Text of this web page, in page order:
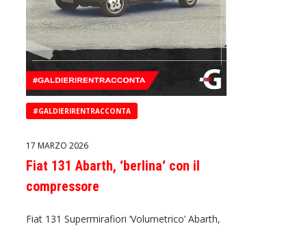
#GALDIERIRENTRACCONTA
17 MARZO 2026
Fiat 131 Abarth, ‘berlina‘ con il
compressore
Fiat 131 Supermirafiori ‘Volumetrico’ Abarth,